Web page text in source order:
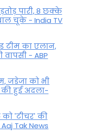
पारी, 8 छक्के
चूके - India TV
टीम का एलान,
- ABP
जडेजा को भी
की हुई अदला-
'टीचर' की
Tak News